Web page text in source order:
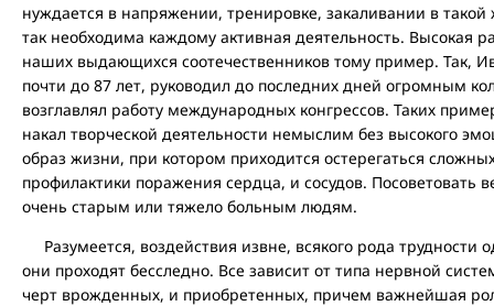
нуждается в напряжении, тренировке, закаливании в
так необходима каждому активная деятельность. Высокая
наших выдающихся соотечественников тому пример. Так,
почти до 87 лет, руководил до последних дней огромным
возглавлял работу международных конгрессов. Таких
накал творческой деятельности немыслим без высокого
образ жизни, при котором приходится остерегаться
профилактики поражения сердца, и сосудов. Посоветовать
очень старым или тяжело больным людям.
Разумеется, воздействия извне, всякого рода трудности
они проходят бесследно. Все зависит от типа нервной
черт врожденных, и приобретенных, причем важнейшая